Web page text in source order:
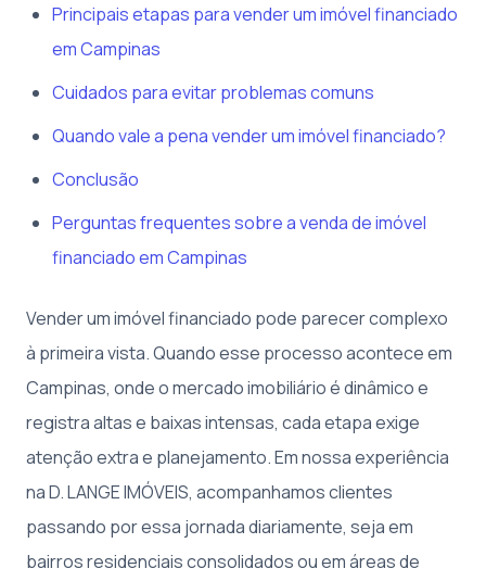
Principais etapas para vender um imóvel financiado
em Campinas
Cuidados para evitar problemas comuns
Quando vale a pena vender um imóvel financiado?
Conclusão
Perguntas frequentes sobre a venda de imóvel
financiado em Campinas
Vender um imóvel financiado pode parecer complexo
à primeira vista. Quando esse processo acontece em
Campinas, onde o mercado imobiliário é dinâmico e
registra altas e baixas intensas, cada etapa exige
atenção extra e planejamento. Em nossa experiência
na D. LANGE IMÓVEIS, acompanhamos clientes
passando por essa jornada diariamente, seja em
bairros residenciais consolidados ou em áreas de